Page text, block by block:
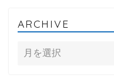
ARCHIVE